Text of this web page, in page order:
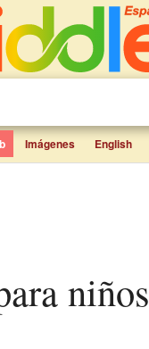
Imágenes English
niños